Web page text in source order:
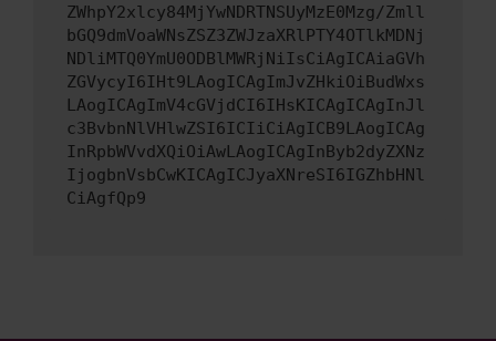
ZWhpY2xlcy84MjYwNDRTNSUyMzE0Mzg/Zmll
bGQ9dmVoaWNsZSZ3ZWJzaXRlPTY4OTlkMDNj
NDliMTQ0YmU0ODBlMWRjNiIsCiAgICAiaGVh
ZGVycyI6IHt9LAogICAgImJvZHkiOiBudWxs
LAogICAgImV4cGVjdCI6IHsKICAgICAgInJl
c3BvbnNlVHlwZSI6ICIiCiAgICB9LAogICAg
InRpbWVvdXQiOiAwLAogICAgInByb2dyZXNz
IjogbnVsbCwKICAgICJyaXNreSI6IGZhbHNl
CiAgfQp9